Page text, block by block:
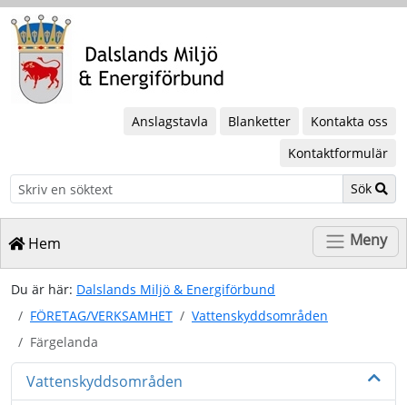
Anslagstavla Blanketter
Kontakta oss
Kontaktformulär
Sök
Sök
Hem Meny
Du är här: Dalslands Miljö & Energiförbund
FÖRETAG/VERKSAMHET
Vattenskyddsområden
Färgelanda
Vattenskyddsområden